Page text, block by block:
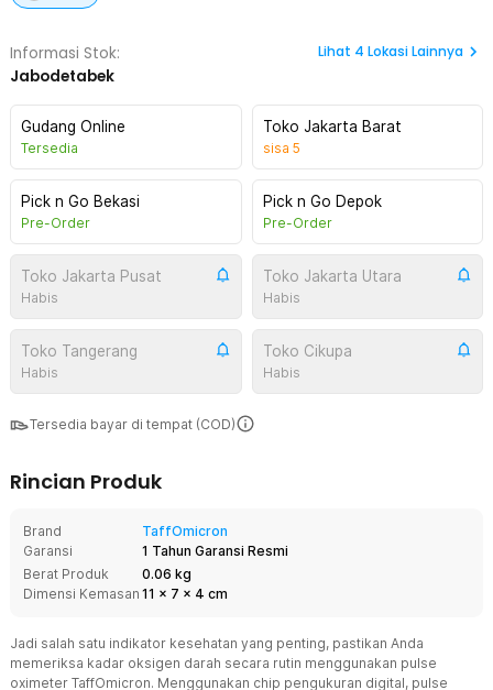
Informasi Stok:
Jabodetabek
Lihat 4 Lokasi Lainnya
Gudang Online
Tersedia
Toko Jakarta Barat
sisa 5
Pick n Go Bekasi
Pre-Order
Pick n Go Depok
Pre-Order
Toko Jakarta Pusat
Habis
Toko Jakarta Utara
Habis
Toko Tangerang
Habis
Toko Cikupa
Habis
Tersedia bayar di tempat (COD)
Rincian Produk
Brand
TaffOmicron
Garansi
1 Tahun Garansi Resmi
Berat Produk
0.06 kg
Dimensi Kemasan 11 x 7 x 4 cm
Jadi salah satu indikator kesehatan yang penting, pastikan Anda
memeriksa kadar oksigen darah secara rutin menggunakan pulse
oximeter TaffOmicron. Menggunakan chip pengukuran digital, pulse